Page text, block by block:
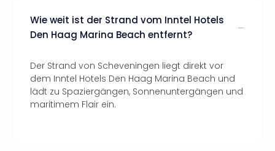
Wie weit ist der Strand vom Inntel Hotels
Den Haag Marina Beach entfernt?
Der Strand von Scheveningen liegt direkt vor
dem Inntel Hotels Den Haag Marina Beach und
lädt zu Spaziergängen, Sonnenuntergängen und
maritimem Flair ein.